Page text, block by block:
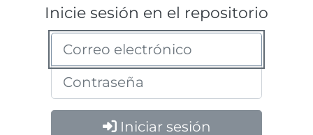
Inicie sesión en el repositorio
Iniciar sesión